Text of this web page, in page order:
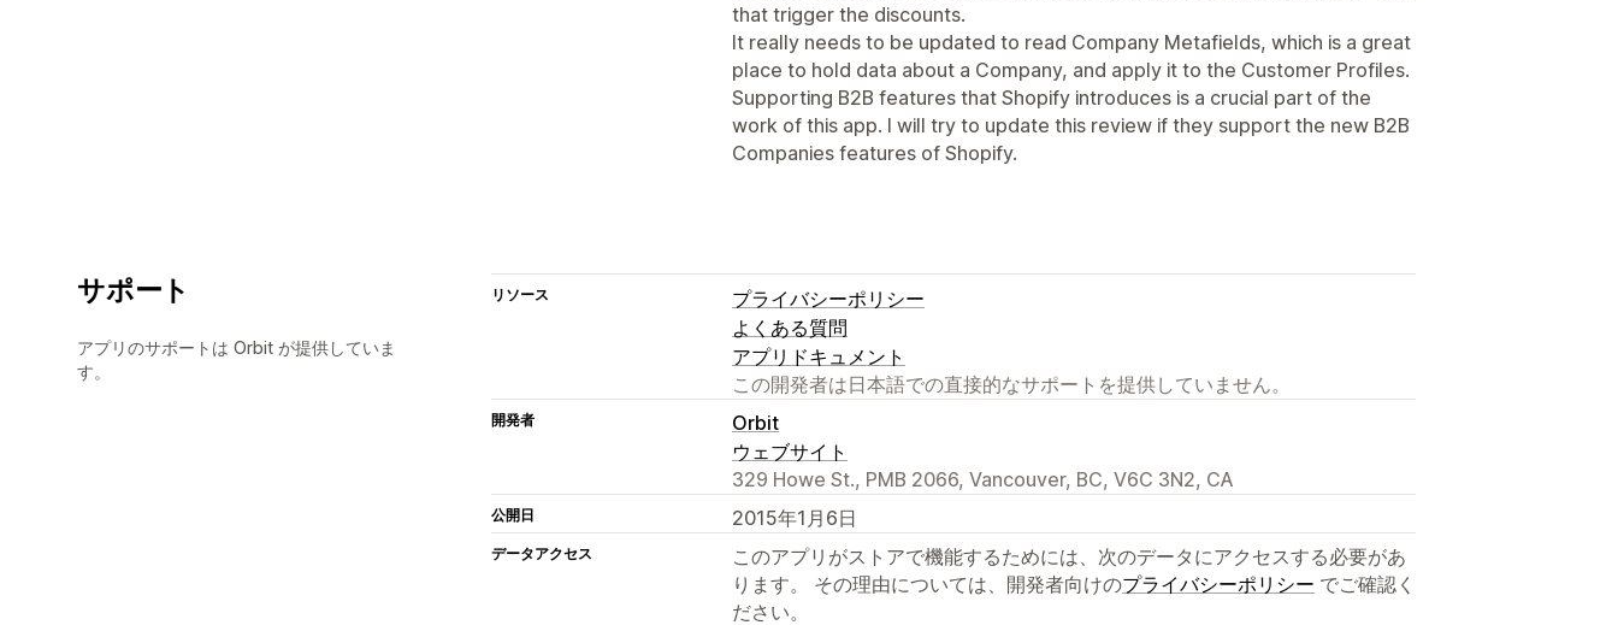
that trigger the discounts.
It really needs to be updated to read Company Metafields, which is a great
place to hold data about a Company, and apply it to the Customer Profiles.
Supporting B2B features that Shopify introduces is a crucial part of the
work of this app. I will try to update this review if they support the new B2B
Companies features of Shopify.
サポート
アプリのサポートは Orbit が提供していま
す。
リソース
プライバシーポリシー
よくある質問
アプリドキュメント
この開発者は日本語での直接的なサポートを提供していません。
開発者
Orbit
ウェブサイト
329 Howe St., PMB 2066, Vancouver, BC, V6C 3N2, CA
公開日 2015年1月6日
データアクセス
このアプリがストアで機能するためには、次のデータにアクセスする必要があ
ります。 その理由については、開発者向けのプライバシーポリシー でご確認く
ださい。